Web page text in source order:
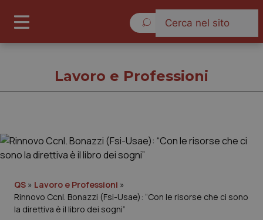
Governo e Parlamento
Lavoro e Professioni
QS » Lavoro e Professioni »
Rinnovo Ccnl. Bonazzi (Fsi-Usae): “Con le risorse che ci sono
la direttiva è il libro dei sogni”